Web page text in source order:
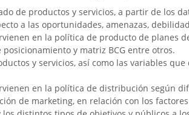
de productos y servicios, a partir de los
a las oportunidades, amenazas,
en la política de producto de
y matriz BCG entre otros.
y servicios, así como las variables
en la política de distribución según
de marketing, en relación con los